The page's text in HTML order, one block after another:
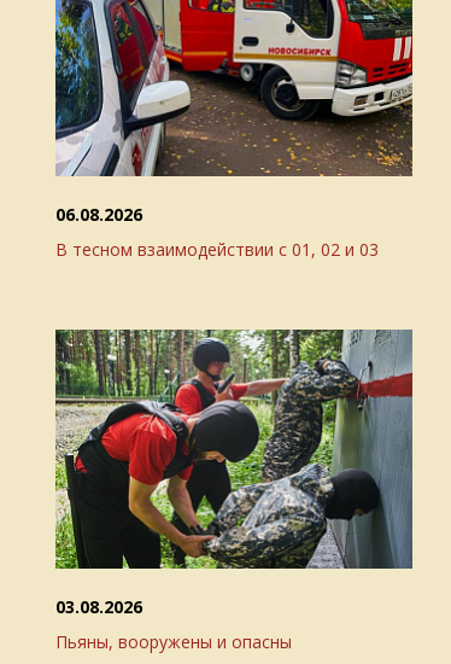
В тесном взаимодействии с 01, 02 и 03
06.08.2026
Пьяны, вооружены и опасны
03.08.2026